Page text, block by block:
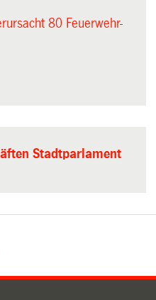
80 Feuerwehr-
Stadtparlament